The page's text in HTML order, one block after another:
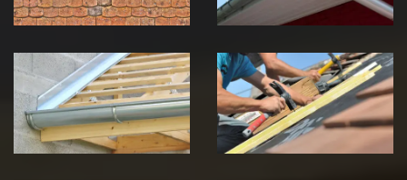
Pose de
Chéneau 39
Jura
Réparation de
toiture 39
Jura